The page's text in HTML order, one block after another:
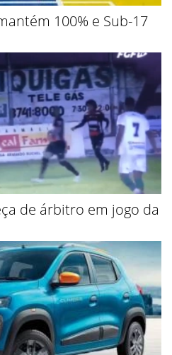
100% e Sub-17
de árbitro em jogo da